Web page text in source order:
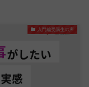
入門編受講生の声